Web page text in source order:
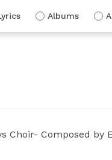
Albums
Choir- Composed by